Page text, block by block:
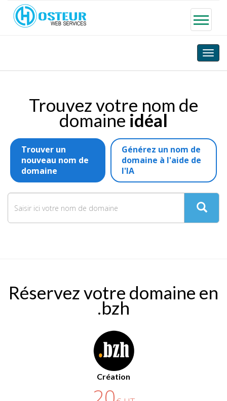
Toggle
Trouvez votre nom de
domaine idéal
Trouver un
nouveau nom de
domaine
Générez un nom de
domaine à l'aide de
l'IA
Réservez votre domaine en
.bzh
Création